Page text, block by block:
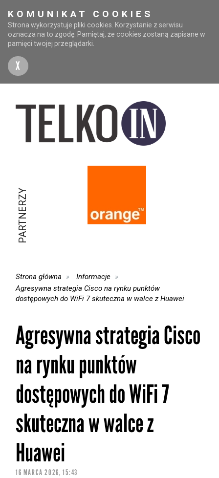
KOMUNIKAT COOKIES
Strona wykorzystuje pliki cookies. Korzystanie z serwisu
oznacza na to zgodę. Pamiętaj, że cookies zostaną zapisane w
pamięci twojej przeglądarki.
X
PARTNERZY
Strona główna
Informacje
Agresywna strategia Cisco na rynku punktów
dostępowych do WiFi 7 skuteczna w walce z Huawei
Agresywna strategia Cisco
na rynku punktów
dostępowych do WiFi 7
skuteczna w walce z
Huawei
16 MARCA 2026, 15:43